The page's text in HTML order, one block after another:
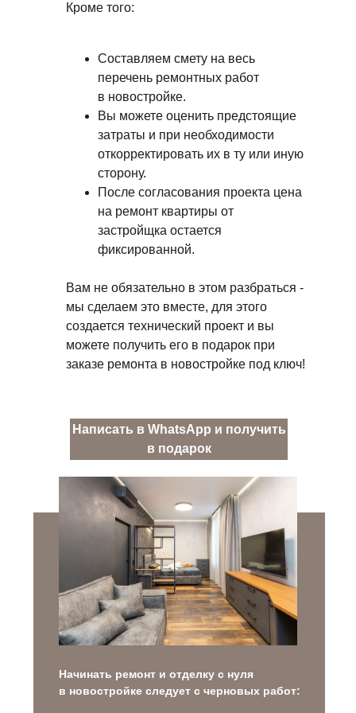
Кроме того:
Составляем смету на весь
перечень ремонтных работ
в новостройке.
Вы можете оценить предстоящие
затраты и при необходимости
откорректировать их в ту или иную
сторону.
После согласования проекта цена
на ремонт квартиры от
застройщка остается
фиксированной.
Вам не обязательно в этом разбраться -
мы сделаем это вместе, для этого
создается технический проект и вы
можете получить его в подарок при
заказе ремонта в новостройке под ключ!
Начинать ремонт и отделку с нуля
в новостройке следует с черновых работ:
Написать в WhatsApp и получить
в подарок